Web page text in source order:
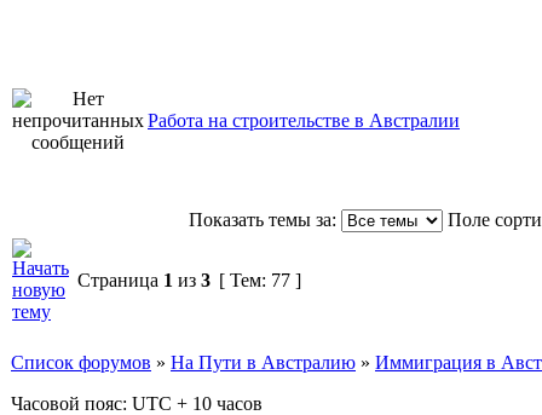
Работа на строительстве в Австралии
Показать темы за: Поле
Страница 1 из 3 [ Тем: 77 ]
Список форумов » На Пути в Австралию » Иммиграция в
Часовой пояс: UTC + 10 часов